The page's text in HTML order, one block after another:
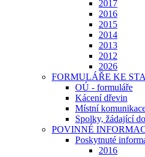
2017
2016
2015
2014
2013
2012
2026
FORMULÁŘE KE
OÚ - formuláře
Kácení dřevin
Místní
Spolky, žádající
POVINNÉ
Poskytnuté
2016